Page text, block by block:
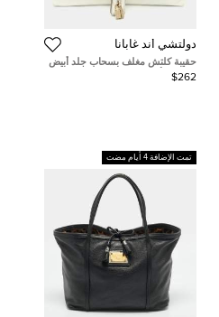
دولتشي أند غابانا
حقيبة كلتش مغلف بسحاب جلد أبيض
دولتشي أند غابانا
$262
تمت الإضافة 4 أيام مضت